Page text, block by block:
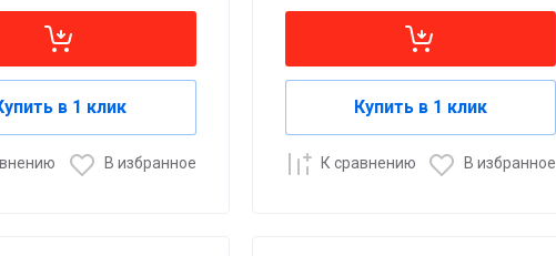
в 1 клик
В избранное
Купить в 1 клик
К сравнению В избранное